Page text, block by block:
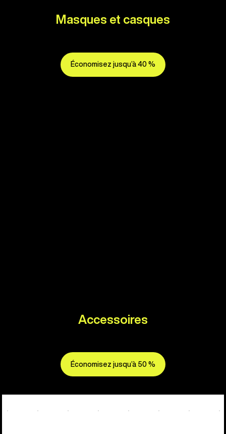
Masques et casques
Économisez jusqu’à 40 %
Accessoires
Économisez jusqu’à 50 %